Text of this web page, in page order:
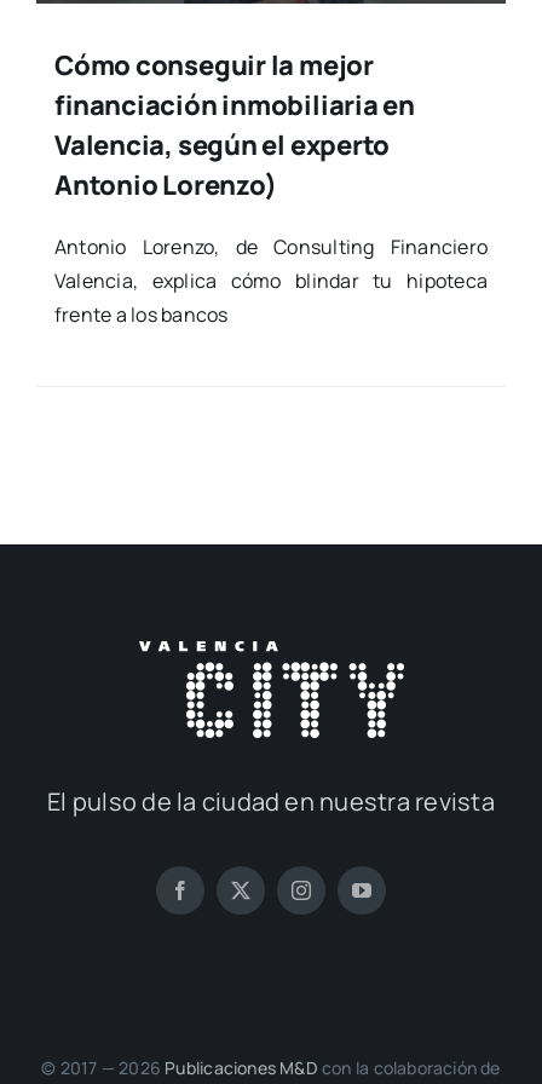
Cómo conseguir la mejor
financiación inmobiliaria en
Valencia, según el experto
Antonio Lorenzo)
Anto­nio Loren­zo, de Con­sul­ting Finan­cie­ro
Valen­cia, expli­ca cómo blin­dar tu hipo­te­ca
fren­te a los ban­cos
El pul­so de la ciu­dad en nues­tra revis­ta
© 2017 — 2026 Publi­ca­cio­nes M&D con la cola­bo­ra­ción de